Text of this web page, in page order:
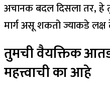
अचानक बदल दिसला तर, हे
मार्ग असू शकतो ज्याकडे
तुमची वैयक्तिक
महत्त्वाची का आहे